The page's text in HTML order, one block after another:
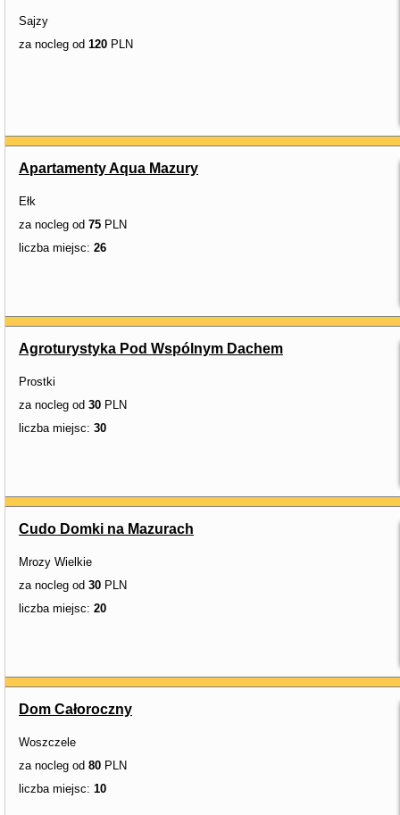
Sajzy
za nocleg od 120 PLN
Apartamenty Aqua Mazury
Ełk
za nocleg od 75 PLN
liczba miejsc: 26
Agroturystyka Pod Wspólnym Dachem
Prostki
za nocleg od 30 PLN
liczba miejsc: 30
Cudo Domki na Mazurach
Mrozy Wielkie
za nocleg od 30 PLN
liczba miejsc: 20
Dom Całoroczny
Woszczele
za nocleg od 80 PLN
liczba miejsc: 10